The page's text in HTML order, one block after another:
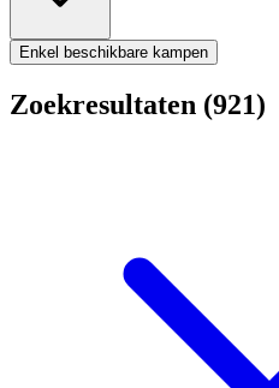
Enkel beschikbare kampen
Zoekresultaten (921)